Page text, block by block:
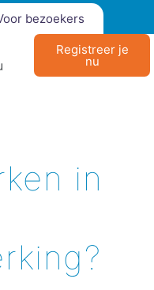
bezoekers
Registreer je
nu
in